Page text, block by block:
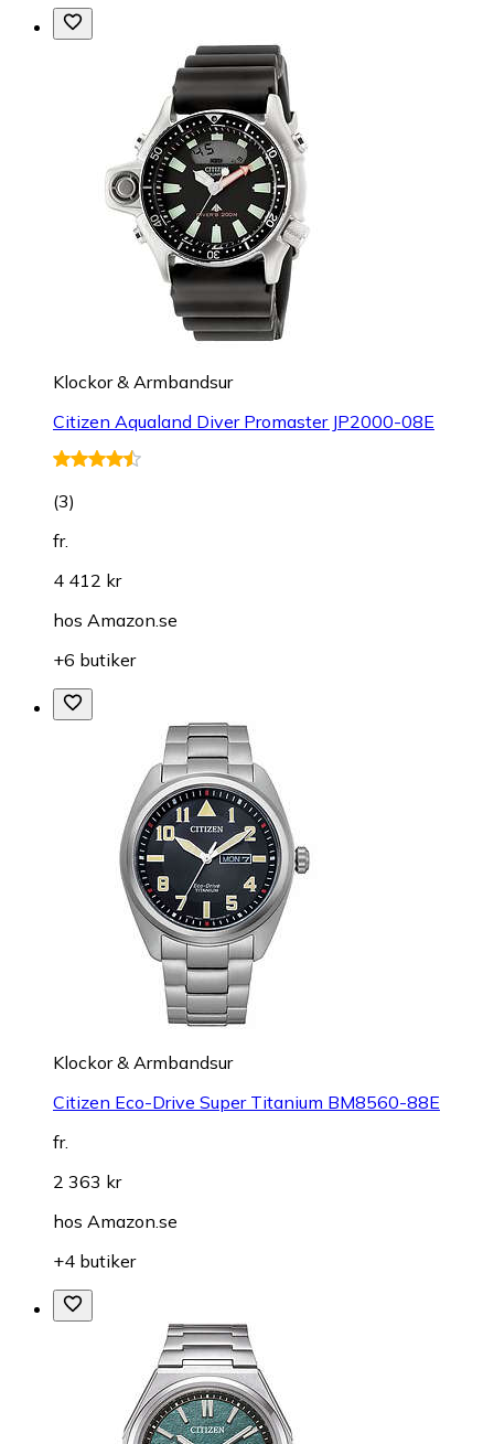
Klockor & Armbandsur
Citizen Aqualand Diver Promaster JP2000-08E
(3)
fr.
4 412 kr
hos Amazon.se
+6 butiker
Klockor & Armbandsur
Citizen Eco-Drive Super Titanium BM8560-88E
fr.
2 363 kr
hos Amazon.se
+4 butiker